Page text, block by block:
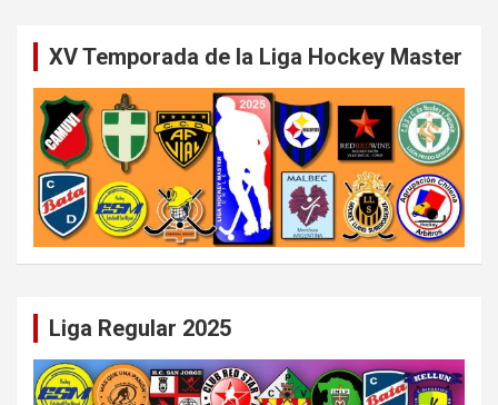
XV Temporada de la Liga Hockey Master
Liga Regular 2025